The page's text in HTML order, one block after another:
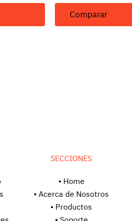
Comparar
SECCIONES
• Home
• Acerca de Nosotros
• Productos